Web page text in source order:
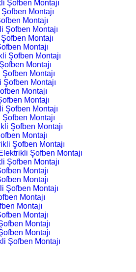
Şofben Montajı
Montajı
Montajı
Şofben Montajı
Montajı
Montajı
Şofben Montajı
Montajı
Montajı
Montajı
Montajı
Montajı
Şofben Montajı
Montajı
Şofben Montajı
Montajı
Şofben Montajı
Şofben Montajı
Şofben Montajı
Montajı
Montajı
Şofben Montajı
Montajı
Montajı
Montajı
Montajı
Montajı
Şofben Montajı